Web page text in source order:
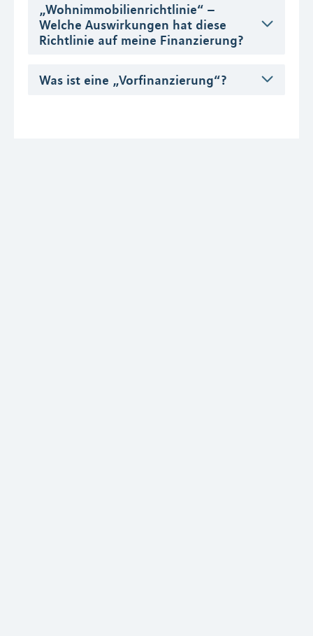
„Wohnimmobilienrichtlinie“ –
Welche Auswirkungen hat diese
Richtlinie auf meine Finanzierung?
Was ist eine „Vorfinanzierung“?